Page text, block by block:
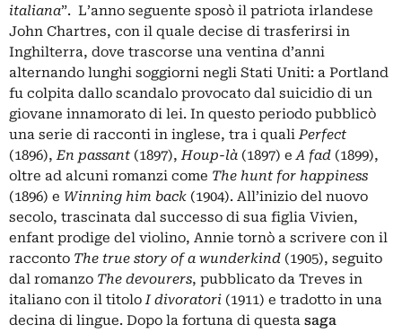
italiana”. L’anno seguente sposò il patriota irlandese
John Chartres, con il quale decise di trasferirsi in
Inghilterra, dove trascorse una ventina d’anni
alternando lunghi soggiorni negli Stati Uniti: a Portland
fu colpita dallo scandalo provocato dal suicidio di un
giovane innamorato di lei. In questo periodo pubblicò
una serie di racconti in inglese, tra i qualiPerfect
(1896),En passant (1897),Houp-là (1897) eA fad (1899),
oltre ad alcuni romanzi come The hunt for happiness
(1896) e Winning him back (1904). All’inizio del nuovo
secolo, trascinata dal successo di sua figlia Vivien,
enfant prodige del violino, Annie tornò a scrivere con il
racconto The true story of a wunderkind (1905), seguito
dal romanzo The devourers, pubblicato da Treves in
italiano con il titoloI divoratori (1911) e tradotto in una
decina di lingue. Dopo la fortuna di questa saga